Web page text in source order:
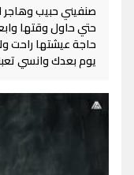
صنفيني حبيب
حتي حاول وقتها
حاجة عيشتها راحت
يوم بعدك وانسي